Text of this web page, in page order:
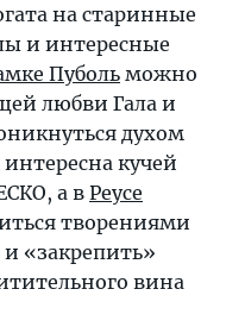
на старинные
и интересные
Пуболь можно
любви Гала и
духом
интересна кучей
а в Реусе
творениями
«закрепить»
вина